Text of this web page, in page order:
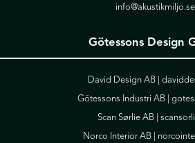
info@akustikmiljo.se
Götessons Design
David Design AB |
Götessons Industri AB |
Scan Sørlie AB |
Norco Interior AB |